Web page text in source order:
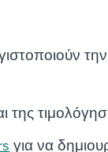
την
της
για να